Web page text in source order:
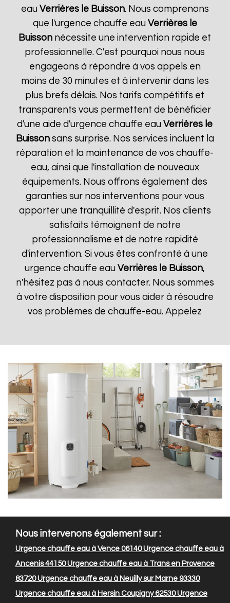
eau Verrières le Buisson. Nous comprenons
que l'urgence chauffe eau Verrières le
Buisson nécessite une intervention rapide et
professionnelle. C'est pourquoi nous nous
engageons à répondre à vos appels en
moins de 30 minutes et à intervenir dans les
plus brefs délais. Nos tarifs compétitifs et
transparents vous permettent de bénéficier
d'une aide d'urgence chauffe eauVerrières le
Buissonsans surprise. Nos services incluent la
réparation et la maintenance de vos chauffe-
eau, ainsi que l'installation de nouveaux
équipements. Nous offrons également des
garanties sur nos interventions pour vous
apporter une tranquillité d'esprit. Nos clients
satisfaits témoignent de notre
professionnalisme et de notre rapidité
d'intervention. Si vous êtes confronté à une
urgence chauffe eauVerrières le Buisson,
n'hésitez pas à nous contacter. Nous sommes
à votre disposition pour vous aider à résoudre
vos problèmes de chauffe-eau. Appelez
Nous intervenons également sur :
Urgence chauffe eau à Vence 06140Urgence chauffe eau à
Ancenis 44150Urgence chauffe eau à Trans en Provence
83720Urgence chauffe eau à Neuilly sur Marne 93330
Urgence chauffe eau à Hersin Coupigny 62530Urgence